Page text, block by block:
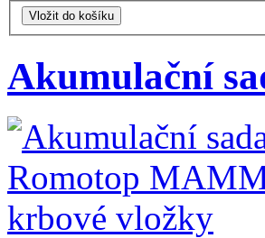
Vložit do košíku
Akumulační